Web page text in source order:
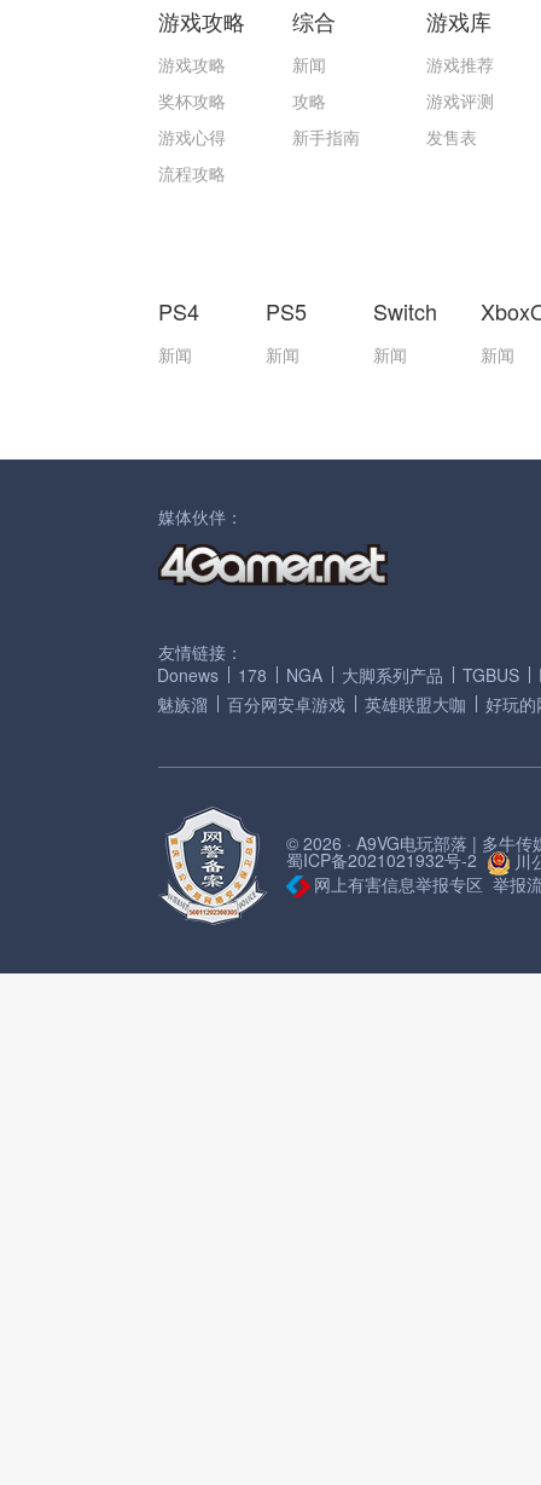
游戏攻略
游戏攻略
奖杯攻略
游戏心得
流程攻略
综合
新闻
攻略
新手指南
游戏库
游戏推荐
游戏评测
发售表
PS4
新闻
PS5
新闻
Switch
新闻 新闻
媒体伙伴：
友情链接：
Donews
178 NGA 大脚系列产品 TGBUS
魅族溜
百分网安卓游戏 英雄联盟大咖 好玩的
© 2026 · A9VG电玩部落 | 多牛传
蜀ICP备2021021932号-2
川
网上有害信息举报专区 举报